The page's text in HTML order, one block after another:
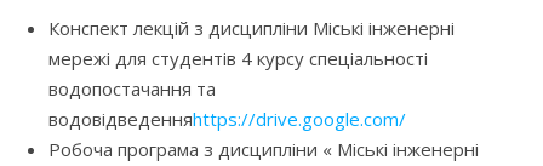
Конспект лекцій з дисципліни Міські інженерні
мережі для студентів 4 курсу спеціальності
водопостачання та
водовідведенняhttps://drive.google.com/
Робоча програма з дисципліни « Міські інженерні